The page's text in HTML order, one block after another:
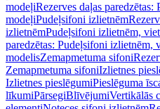
modeļiRezerves daļas
modeļiPudeļsifoni izlietnēm
izlietnēmPudeļsifoni izlietnēm,
paredzētas: Pudeļsifoni izlietnēm,
modelisZemapmetuma sifoni
Zemapmetuma sifoniIzlietnes
Izlietnes pieslēgumiPieslēguma
līkumiPārsegiBlīvējumiVertikālās